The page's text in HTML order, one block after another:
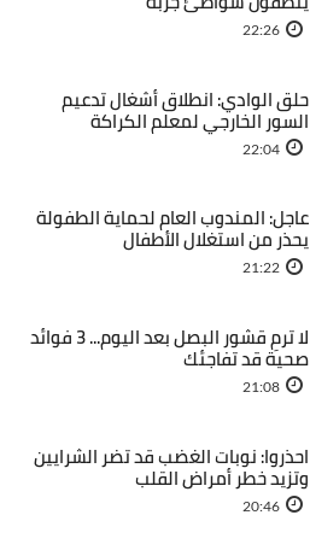
22:26
حلق الوادي: انطلاق أشغال تدعيم
السور الخارجي لمعلم الكراكة
22:04
عاجل: المندوب العام لحماية الطفولة
يحذر من استغلال الأطفال
21:22
لا ترمِ قشور البصل بعد اليوم... 3 فوائد
صحية قد تفاجئك
21:08
احذروا: نوبات الغضب قد تضر الشرايين
وتزيد خطر أمراض القلب
20:46